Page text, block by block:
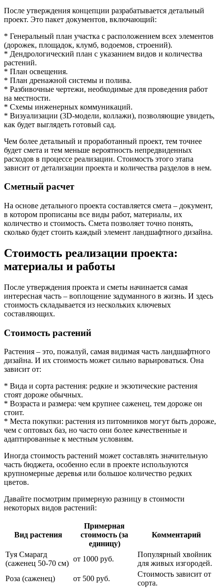
После утверждения концепции разрабатывается детальный
проект. Это пакет документов, включающий:
* Генеральный план участка с расположением всех элементов
(дорожек, площадок, клумб, водоемов, строений).
* Дендрологический план с указанием видов и количества
растений.
* План освещения.
* План дренажной системы и полива.
* Разбивочные чертежи, необходимые для проведения работ
на местности.
* Схемы инженерных коммуникаций.
* Визуализации (3D-модели, коллажи), позволяющие увидеть,
как будет выглядеть готовый сад.
Чем более детальный и проработанный проект, тем точнее
будет смета и тем меньше вероятность непредвиденных
расходов в процессе реализации. Стоимость этого этапа
зависит от детализации проекта и количества разделов в нем.
Сметный расчет
На основе детального проекта составляется смета – документ,
в котором прописаны все виды работ, материалы, их
количество и стоимость. Смета позволяет точно понять,
сколько будет стоить каждый элемент ландшафтного дизайна.
Стоимость реализации проекта:
материалы и работы
После утверждения проекта и сметы начинается самая
интересная часть – воплощение задуманного в жизнь. И здесь
стоимость складывается из нескольких ключевых
составляющих.
Стоимость растений
Растения – это, пожалуй, самая видимая часть ландшафтного
дизайна. И их стоимость может сильно варьироваться. Она
зависит от:
* Вида и сорта растения: редкие и экзотические растения
стоят дороже обычных.
* Возраста и размера: чем крупнее саженец, тем дороже он
стоит.
* Места покупки: растения из питомников могут быть дороже,
чем с оптовых баз, но часто они более качественные и
адаптированные к местным условиям.
Иногда стоимость растений может составлять значительную
часть бюджета, особенно если в проекте используются
крупномерные деревья или большое количество редких
цветов.
Давайте посмотрим примерную разницу в стоимости
некоторых видов растений:
Вид растения
Примерная
стоимость (за
единицу)
Комментарий
Туя Смарагд
(саженец 50-70 см)
от 1000 руб.
Популярный хвойник
для живых изгородей.
Роза (саженец)
от 500 руб.
Стоимость зависит от
сорта.